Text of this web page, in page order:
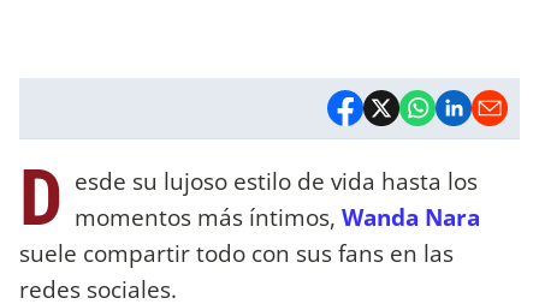
D esde su lujoso estilo de vida hasta los
momentos más íntimos, Wanda Nara
suele compartir todo con sus fans en las
redes sociales.